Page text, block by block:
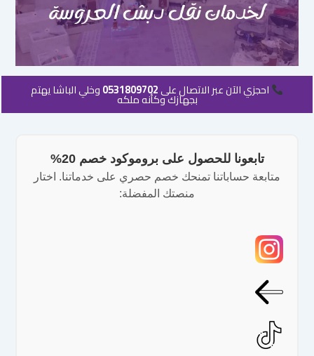
احجزي الآن عبر الاتصال على0531809702وخلي الباشا يهتم
بجهازك وكأنه ملكه
تابعونا للحصول على بروموكود خصم 20%
متابعة حساباتنا تمنحك خصم حصري على خدماتنا. اختار
منصتك المفضلة: